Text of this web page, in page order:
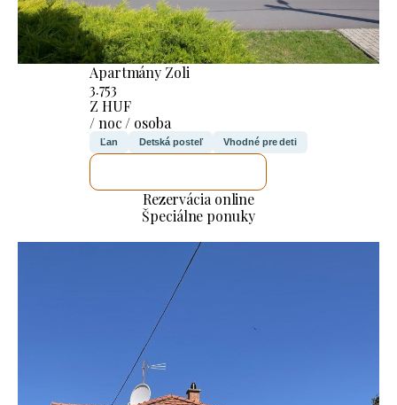
Apartmány Zoli
3.753
Z HUF
/ noc / osoba
Ľan Detská posteľ Vhodné pre deti
Rezervácia online
Špeciálne ponuky